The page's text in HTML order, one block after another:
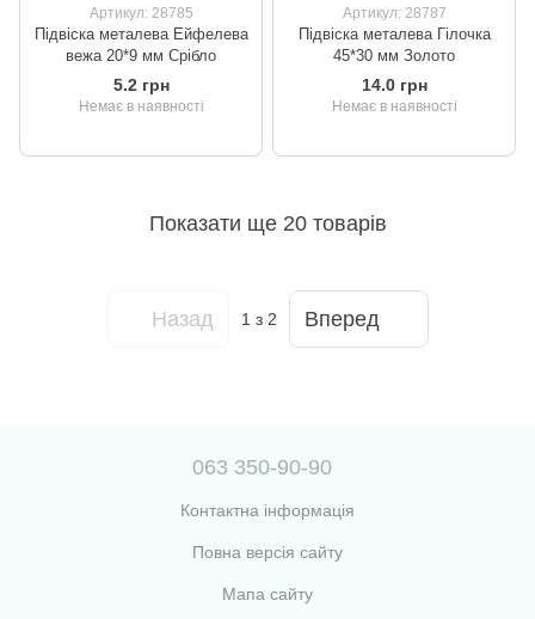
Артикул: 28785
Підвіска металева Ейфелева
вежа 20*9 мм Срібло
5.2 грн
Немає в наявності
Артикул: 28787
Підвіска металева Гілочка
45*30 мм Золото
14.0 грн
Немає в наявності
Показати ще 20 товарів
Назад 1 з 2 Вперед
063 350-90-90
Контактна інформація
Повна версія сайту
Мапа сайту